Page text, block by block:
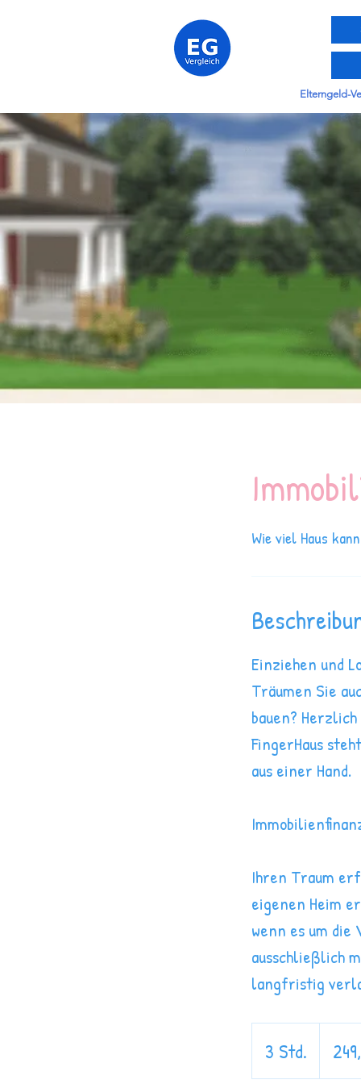
Elterngeld-
Wie viel Haus
Einziehen und
Träumen Sie
bauen?
FingerHaus
aus einer Hand.
Ihren Traum
eigenen Heim
wenn es um
ausschließlich
langfristig
3 Std.